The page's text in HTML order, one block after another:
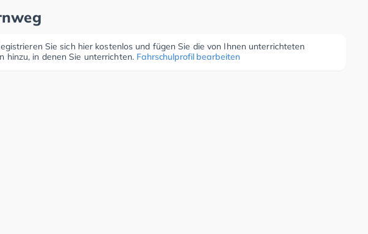
Sie sich hier kostenlos und fügen Sie die von Ihnen unterrichteten
hinzu, in denen Sie unterrichten. Fahrschulprofil bearbeiten